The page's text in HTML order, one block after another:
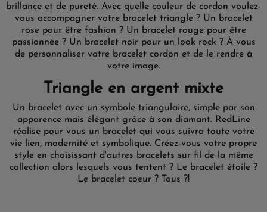
brillance et de pureté. Avec quelle couleur de cordon voulez-
vous accompagner votre bracelet triangle ? Un bracelet
rose pour être fashion ? Un bracelet rouge pour être
passionnée ? Un bracelet noir pour un look rock ? À vous
de personnaliser votre bracelet cordon et de le rendre à
votre image.
Triangle en argent mixte
Un bracelet avec un symbole triangulaire, simple par son
apparence mais élégant grâce à son diamant. RedLine
réalise pour vous un bracelet qui vous suivra toute votre
vie lien, modernité et symbolique. Créez-vous votre propre
style en choisissant d'autres bracelets sur fil de la même
collection alors lesquels vous tentent ? Le bracelet étoile ?
Le bracelet coeur ? Tous ?!